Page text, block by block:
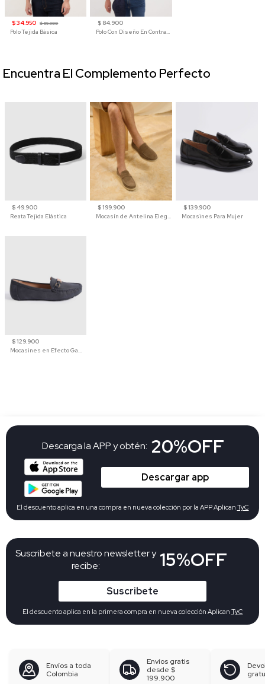
$ 34.950 $ 69.900
Polo Tejida Básica
$ 84.900
Polo Con Diseño En Contraste
$ 49.900
Reata Tejida Elástica
$ 199.900
Mocasín de Antelina Elegante con Suela de Contraste Para Hombre
$ 139.900
Mocasines Para Mujer
$ 129.900
Mocasines en Efecto Gamuzado Para Mujer
Encuentra El Complemento Perfecto
Suscribete a nuestro newsletter y
recibe:
15%OFF
Suscribete
El descuento aplica en la primera compra en nueva colección Aplican TyC
Descarga la APP y obtén: 20%OFF
Descargar app
El descuento aplica en una compra en nueva colección por la APP Aplican TyC
Envíos a toda
Colombia
Envíos gratis
desde $
199.900